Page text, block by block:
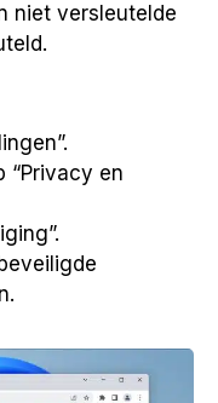
niet versleutelde
“Privacy en